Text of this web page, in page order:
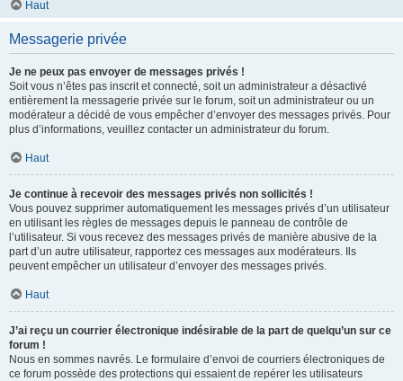
Haut
Messagerie privée
Je ne peux pas envoyer de messages privés !
Soit vous n’êtes pas inscrit et connecté, soit un administrateur a désactivé
entièrement la messagerie privée sur le forum, soit un administrateur ou un
modérateur a décidé de vous empêcher d’envoyer des messages privés. Pour
plus d’informations, veuillez contacter un administrateur du forum.
Haut
Je continue à recevoir des messages privés non sollicités !
Vous pouvez supprimer automatiquement les messages privés d’un utilisateur
en utilisant les règles de messages depuis le panneau de contrôle de
l’utilisateur. Si vous recevez des messages privés de manière abusive de la
part d’un autre utilisateur, rapportez ces messages aux modérateurs. Ils
peuvent empêcher un utilisateur d’envoyer des messages privés.
Haut
J’ai reçu un courrier électronique indésirable de la part de quelqu’un sur ce
forum !
Nous en sommes navrés. Le formulaire d’envoi de courriers électroniques de
ce forum possède des protections qui essaient de repérer les utilisateurs